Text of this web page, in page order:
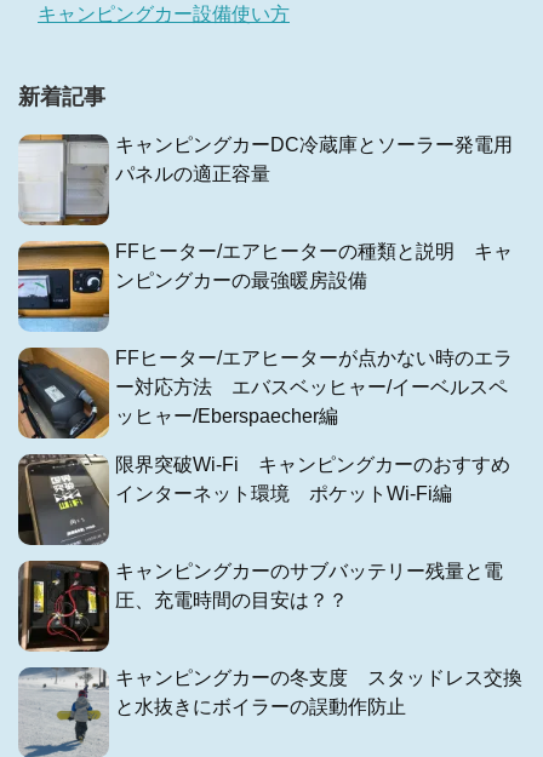
キャンピングカー設備使い方
新着記事
キャンピングカーDC冷蔵庫とソーラー発電用
パネルの適正容量
FFヒーター/エアヒーターの種類と説明 キャ
ンピングカーの最強暖房設備
FFヒーター/エアヒーターが点かない時のエラ
ー対応方法 エバスベッヒャー/イーベルスペ
ッヒャー/Eberspaecher編
限界突破Wi-Fi キャンピングカーのおすすめ
インターネット環境 ポケットWi-Fi編
キャンピングカーのサブバッテリー残量と電
圧、充電時間の目安は？？
キャンピングカーの冬支度 スタッドレス交換
と水抜きにボイラーの誤動作防止